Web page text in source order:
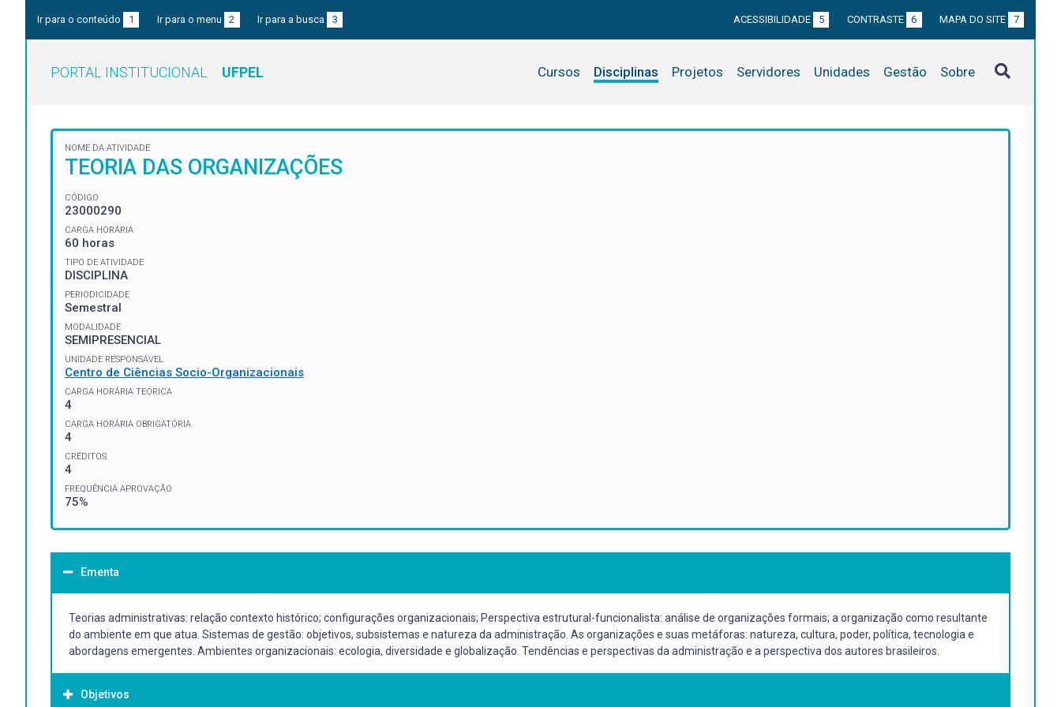
Ir para o conteúdo 1 Ir para o menu 2 Ir para a busca 3 ACESSIBILIDADE 5 CONTRASTE 6 MAPA DO SITE 7
PORTAL INSTITUCIONAL UFPEL Cursos Disciplinas Projetos Servidores Unidades Gestão Sobre
NOME DA ATIVIDADE
TEORIA DAS ORGANIZAÇÕES
CÓDIGO
23000290
CARGA HORÁRIA
60 horas
TIPO DE ATIVIDADE
DISCIPLINA
PERIODICIDADE
Semestral
MODALIDADE
SEMIPRESENCIAL
UNIDADE RESPONSÁVEL
Centro de Ciências Socio-Organizacionais
CARGA HORÁRIA TEÓRICA
4
CARGA HORÁRIA OBRIGATÓRIA
4
CRÉDITOS
4
FREQUÊNCIA APROVAÇÃO
75%
Ementa
Teorias administrativas: relação contexto histórico; configurações organizacionais; Perspectiva estrutural-funcionalista: análise de organizações formais; a organização como resultante
do ambiente em que atua. Sistemas de gestão: objetivos, subsistemas e natureza da administração. As organizações e suas metáforas: natureza, cultura, poder, política, tecnologia e
abordagens emergentes. Ambientes organizacionais: ecologia, diversidade e globalização. Tendências e perspectivas da administração e a perspectiva dos autores brasileiros.
Objetivos